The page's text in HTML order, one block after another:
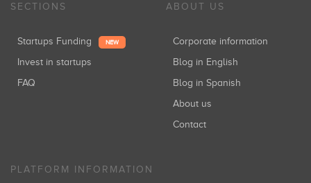
SECTIONS
Startups Funding NEW
Invest in startups
FAQ
ABOUT US
Corporate information
Blog in English
Blog in Spanish
About us
Contact
PLATFORM INFORMATION